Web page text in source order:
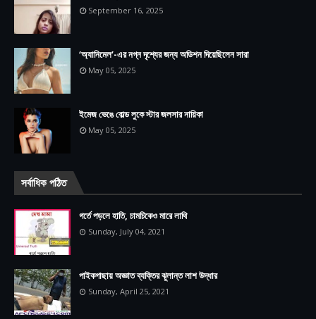
September 16, 2025
‘অ্যানিমেল’-এর নগ্ন দৃশ্যের জন্য অডিশন দিয়েছিলেন সারা
May 05, 2025
ইমেজ ভেঙে বোল্ড লুকে স্টার জলসার নায়িকা
May 05, 2025
সর্বাধিক পঠিত
গর্তে পড়লে হাতি, চামচিকেও মারে লাথি
Sunday, July 04, 2021
পাইকগাছায় অজ্ঞাত ব্যক্তির ঝুলান্ত লাশ উদ্ধার
Sunday, April 25, 2021